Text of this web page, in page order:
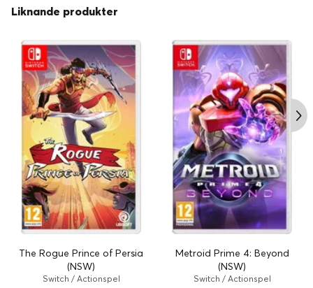
Liknande produkter
The Rogue Prince of Persia
(NSW)
Switch / Actionspel
Metroid Prime 4: Beyond
(NSW)
Switch / Actionspel